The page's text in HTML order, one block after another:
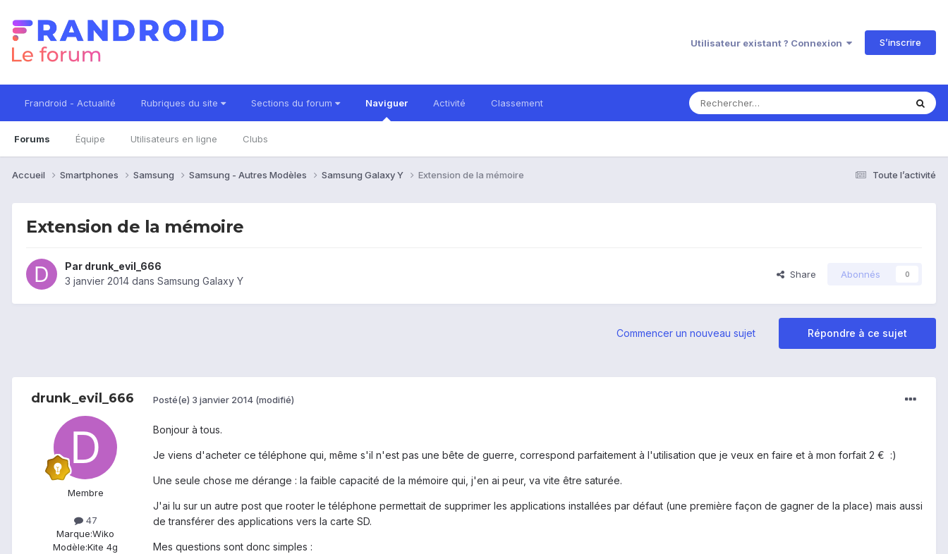
Utilisateur existant ? Connexion S’inscrire
Frandroid - Actualité Rubriques du site Sections du forum Naviguer
Forums Équipe Utilisateurs en ligne Clubs
Activité Classement
Toute l’activité
Accueil Smartphones Samsung Samsung - Autres Modèles Samsung Galaxy Y Extension de la mémoire
Extension de la mémoire
Par drunk_evil_666
3 janvier 2014 dans Samsung Galaxy Y
Share Abonnés 0
Répondre à ce sujet
Commencer un nouveau sujet
drunk_evil_666
Membre
47
Marque:Wiko
Modèle:Kite 4g
Posté(e) 3 janvier 2014 (modifié)
Bonjour à tous.
Je viens d'acheter ce téléphone qui, même s'il n'est pas une bête de guerre, correspond parfaitement à l'utilisation que je veux en faire et à mon forfait 2 € :)
Une seule chose me dérange : la faible capacité de la mémoire qui, j'en ai peur, va vite être saturée.
J'ai lu sur un autre post que rooter le téléphone permettait de supprimer les applications installées par défaut (une première façon de gagner de la place) mais aussi
de transférer des applications vers la carte SD.
Mes questions sont donc simples :